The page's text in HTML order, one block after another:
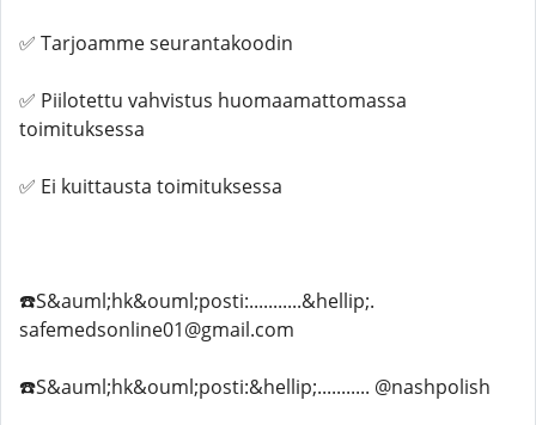
✅ Tarjoamme seurantakoodin
✅ Piilotettu vahvistus huomaamattomassa
toimituksessa
✅ Ei kuittausta toimituksessa
☎️S&auml;hk&ouml;posti:...........&hellip;.
safemedsonline01@gmail.com
☎️S&auml;hk&ouml;posti:&hellip;........... @nashpolish